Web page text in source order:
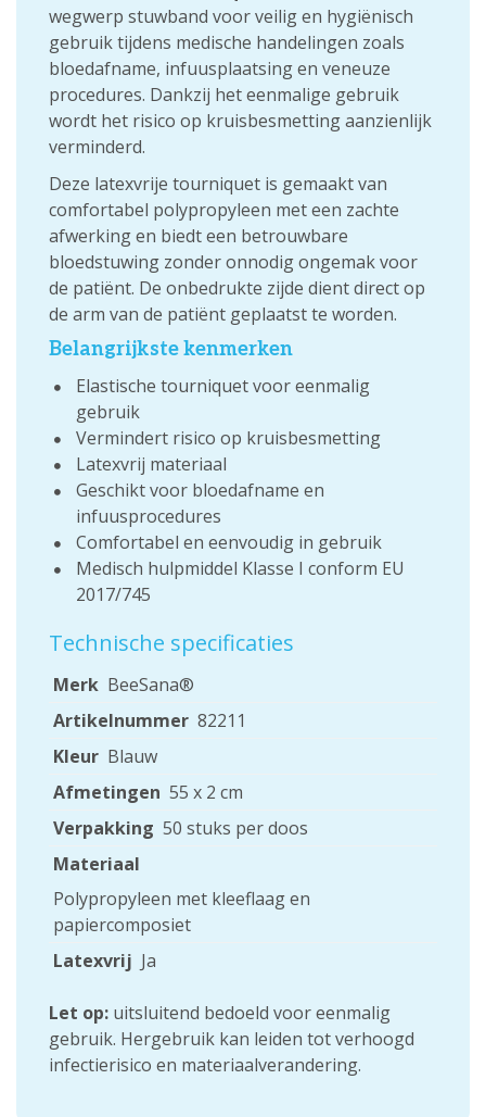
wegwerp stuwband voor veilig en hygiënisch
gebruik tijdens medische handelingen zoals
bloedafname, infuusplaatsing en veneuze
procedures. Dankzij het eenmalige gebruik
wordt het risico op kruisbesmetting aanzienlijk
verminderd.
Deze latexvrije tourniquet is gemaakt van
comfortabel polypropyleen met een zachte
afwerking en biedt een betrouwbare
bloedstuwing zonder onnodig ongemak voor
de patiënt. De onbedrukte zijde dient direct op
de arm van de patiënt geplaatst te worden.
Belangrijkste kenmerken
Elastische tourniquet voor eenmalig
gebruik
Vermindert risico op kruisbesmetting
Latexvrij materiaal
Geschikt voor bloedafname en
infuusprocedures
Comfortabel en eenvoudig in gebruik
Medisch hulpmiddel Klasse I conform EU
2017/745
Technische specificaties
Merk BeeSana®
Artikelnummer 82211
Kleur Blauw
Afmetingen 55 x 2 cm
Verpakking 50 stuks per doos
Materiaal
Polypropyleen met kleeflaag en
papiercomposiet
Latexvrij Ja
Let op: uitsluitend bedoeld voor eenmalig
gebruik. Hergebruik kan leiden tot verhoogd
infectierisico en materiaalverandering.